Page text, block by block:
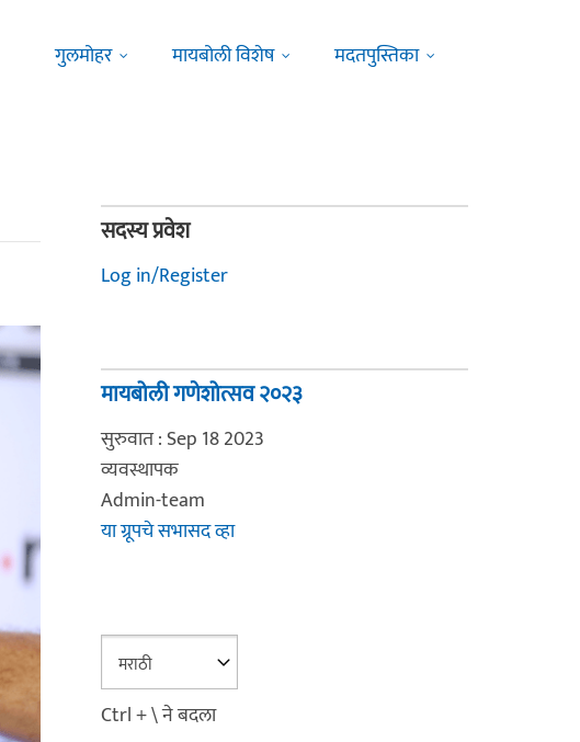
गुलमोहर मायबोली विशेष मदतपुस्तिका
सदस्य प्रवेश
Log in/Register
मायबोली गणेशोत्सव २०२३
सुरुवात : Sep 18 2023
व्यवस्थापक
Admin-team
या ग्रूपचे सभासद व्हा
Ctrl + \ ने बदला